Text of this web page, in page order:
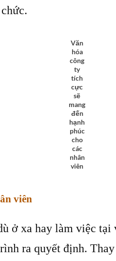
Văn
hóa
công
ty
tích
cực
sẽ
mang
đến
hạnh
phúc
cho
các
nhân
viên
viên
ở xa hay làm việc tại
ra quyết định.